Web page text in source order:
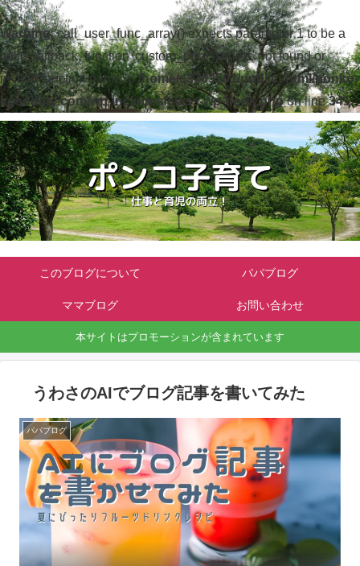
Warning: call_user_func_array() expects parameter 1 to be a
valid callback, function 'custom_print_scripts' not found or
invalid function name in/home/c3763501/public_html/ponko-
kosodate.com/wp-includes/class-wp-hook.phpon line341
このブログについて パパブログ
ママブログ お問い合わせ
本サイトはプロモーションが含まれています
うわさのAIでブログ記事を書いてみた
パパブログ